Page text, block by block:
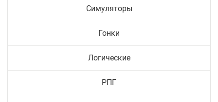
Симуляторы
Гонки
Логические
РПГ